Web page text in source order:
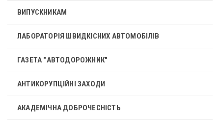
ВИПУСКНИКАМ
ЛАБОРАТОРІЯ ШВИДКІСНИХ АВТОМОБІЛІВ
ГАЗЕТА "АВТОДОРОЖНИК"
АНТИКОРУПЦІЙНІ ЗАХОДИ
АКАДЕМІЧНА ДОБРОЧЕСНІСТЬ